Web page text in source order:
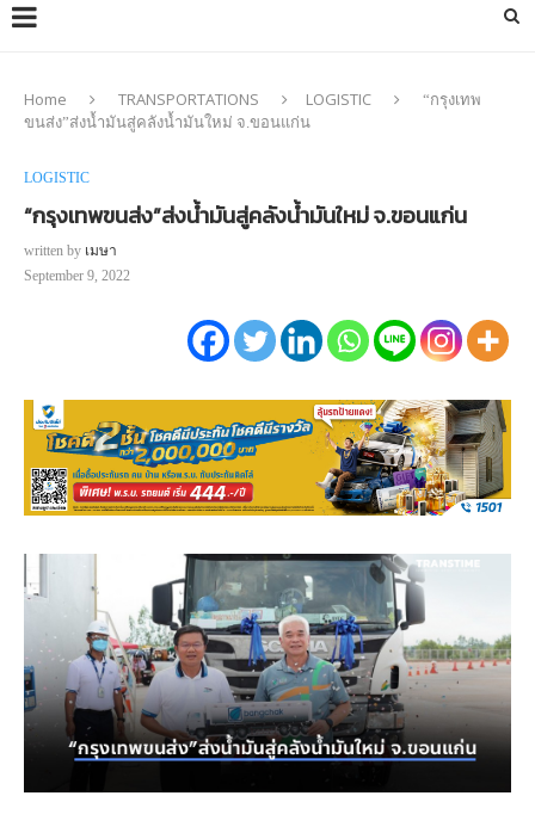
Home TRANSPORTATIONS LOGISTIC
“กรุงเทพ
ขนส่ง”ส่งน้ำมันสู่คลังน้ำมันใหม่ จ.ขอนแก่น
LOGISTIC
“กรุงเทพขนส่ง”ส่งน้ำมันสู่คลังน้ำมันใหม่ จ.ขอนแก่น
written by เมษา
September 9, 2022